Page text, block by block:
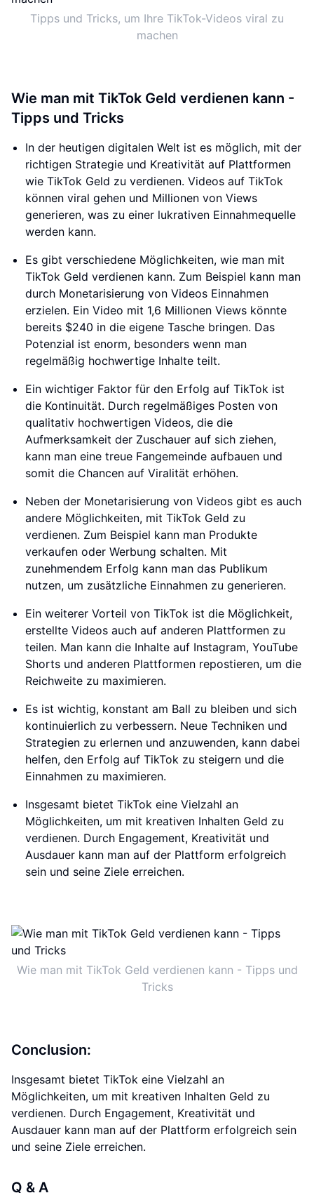
Tipps und Tricks, um Ihre TikTok-Videos viral zu
machen
Wie man mit TikTok Geld verdienen kann -
Tipps und Tricks
In der heutigen digitalen Welt ist es möglich, mit der
richtigen Strategie und Kreativität auf Plattformen
wie TikTok Geld zu verdienen. Videos auf TikTok
können viral gehen und Millionen von Views
generieren, was zu einer lukrativen Einnahmequelle
werden kann.
Es gibt verschiedene Möglichkeiten, wie man mit
TikTok Geld verdienen kann. Zum Beispiel kann man
durch Monetarisierung von Videos Einnahmen
erzielen. Ein Video mit 1,6 Millionen Views könnte
bereits $240 in die eigene Tasche bringen. Das
Potenzial ist enorm, besonders wenn man
regelmäßig hochwertige Inhalte teilt.
Ein wichtiger Faktor für den Erfolg auf TikTok ist
die Kontinuität. Durch regelmäßiges Posten von
qualitativ hochwertigen Videos, die die
Aufmerksamkeit der Zuschauer auf sich ziehen,
kann man eine treue Fangemeinde aufbauen und
somit die Chancen auf Viralität erhöhen.
Neben der Monetarisierung von Videos gibt es auch
andere Möglichkeiten, mit TikTok Geld zu
verdienen. Zum Beispiel kann man Produkte
verkaufen oder Werbung schalten. Mit
zunehmendem Erfolg kann man das Publikum
nutzen, um zusätzliche Einnahmen zu generieren.
Ein weiterer Vorteil von TikTok ist die Möglichkeit,
erstellte Videos auch auf anderen Plattformen zu
teilen. Man kann die Inhalte auf Instagram, YouTube
Shorts und anderen Plattformen repostieren, um die
Reichweite zu maximieren.
Es ist wichtig, konstant am Ball zu bleiben und sich
kontinuierlich zu verbessern. Neue Techniken und
Strategien zu erlernen und anzuwenden, kann dabei
helfen, den Erfolg auf TikTok zu steigern und die
Einnahmen zu maximieren.
Insgesamt bietet TikTok eine Vielzahl an
Möglichkeiten, um mit kreativen Inhalten Geld zu
verdienen. Durch Engagement, Kreativität und
Ausdauer kann man auf der Plattform erfolgreich
sein und seine Ziele erreichen.
Wie man mit TikTok Geld verdienen kann - Tipps und
Tricks
Conclusion:
Insgesamt bietet TikTok eine Vielzahl an
Möglichkeiten, um mit kreativen Inhalten Geld zu
verdienen. Durch Engagement, Kreativität und
Ausdauer kann man auf der Plattform erfolgreich sein
und seine Ziele erreichen.
Q & A